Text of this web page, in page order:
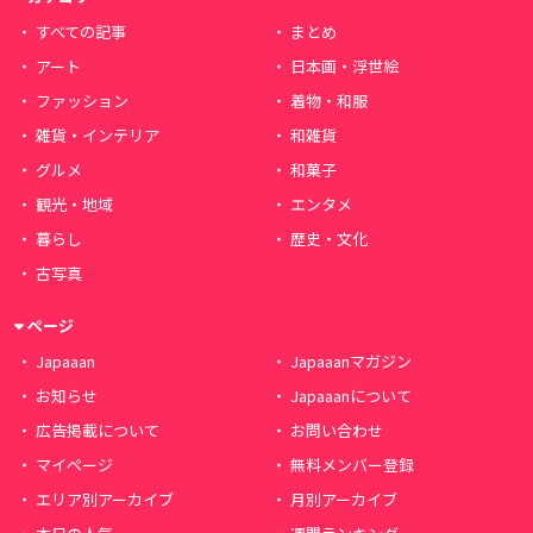
すべての記事
まとめ
アート
日本画・浮世絵
ファッション
着物・和服
雑貨・インテリア
和雑貨
グルメ
和菓子
観光・地域
エンタメ
暮らし
歴史・文化
古写真
ページ
Japaaan
Japaaanマガジン
お知らせ
Japaaanについて
広告掲載について
お問い合わせ
マイページ
無料メンバー登録
エリア別アーカイブ
月別アーカイブ